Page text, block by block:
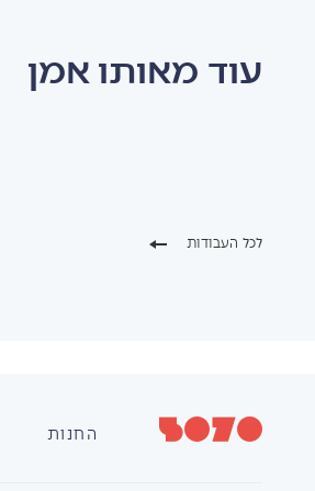
עוד מאותו אמן
לכל העבודות
החנות